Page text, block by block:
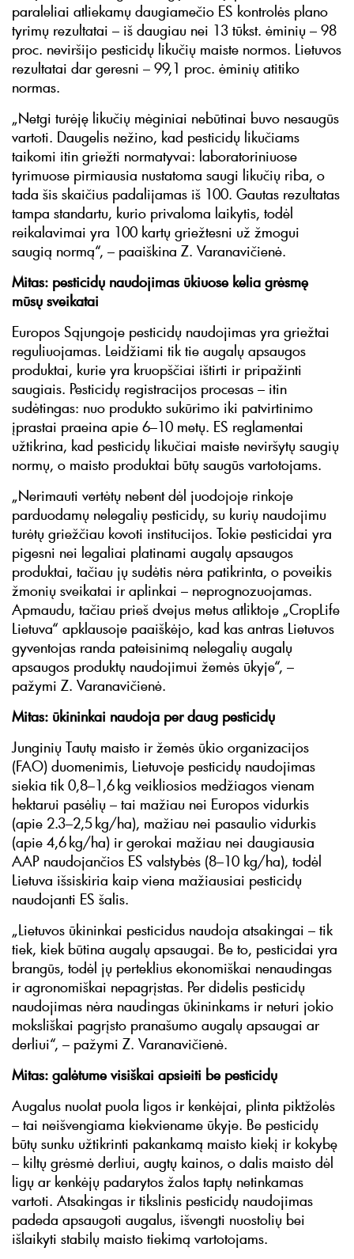
paraleliai atliekamų daugiamečio ES kontrolės plano
tyrimų rezultatai – iš daugiau nei 13 tūkst. ėminių – 98
proc. neviršijo pesticidų likučių maiste normos. Lietuvos
rezultatai dar geresni – 99,1 proc. ėminių atitiko
normas.
„Netgi turėję likučių mėginiai nebūtinai buvo nesaugūs
vartoti. Daugelis nežino, kad pesticidų likučiams
taikomi itin griežti normatyvai: laboratoriniuose
tyrimuose pirmiausia nustatoma saugi likučių riba, o
tada šis skaičius padalijamas iš 100. Gautas rezultatas
tampa standartu, kurio privaloma laikytis, todėl
reikalavimai yra 100 kartų griežtesni už žmogui
saugią normą“, – paaiškina Z. Varanavičienė.
Mitas: pesticidų naudojimas ūkiuose kelia grėsmę
mūsų sveikatai
Europos Sąjungoje pesticidų naudojimas yra griežtai
reguliuojamas. Leidžiami tik tie augalų apsaugos
produktai, kurie yra kruopščiai ištirti ir pripažinti
saugiais. Pesticidų registracijos procesas – itin
sudėtingas: nuo produkto sukūrimo iki patvirtinimo
įprastai praeina apie 6–10 metų. ES reglamentai
užtikrina, kad pesticidų likučiai maiste neviršytų saugių
normų, o maisto produktai būtų saugūs vartotojams.
„Nerimauti vertėtų nebent dėl juodojoje rinkoje
parduodamų nelegalių pesticidų, su kurių naudojimu
turėtų griežčiau kovoti institucijos. Tokie pesticidai yra
pigesni nei legaliai platinami augalų apsaugos
produktai, tačiau jų sudėtis nėra patikrinta, o poveikis
žmonių sveikatai ir aplinkai – neprognozuojamas.
Apmaudu, tačiau prieš dvejus metus atliktoje „CropLife
Lietuva“ apklausoje paaiškėjo, kad kas antras Lietuvos
gyventojas randa pateisinimą nelegalių augalų
apsaugos produktų naudojimui žemės ūkyje“, –
pažymi Z. Varanavičienė.
Mitas: ūkininkai naudoja per daug pesticidų
Junginių Tautų maisto ir žemės ūkio organizacijos
(FAO) duomenimis, Lietuvoje pesticidų naudojimas
siekia tik 0,8–1,6 kg veikliosios medžiagos vienam
hektarui pasėlių – tai mažiau nei Europos vidurkis
(apie 2.3–2,5 kg/ha), mažiau nei pasaulio vidurkis
(apie 4,6 kg/ha) ir gerokai mažiau nei daugiausia
AAP naudojančios ES valstybės (8–10 kg/ha), todėl
Lietuva išsiskiria kaip viena mažiausiai pesticidų
naudojanti ES šalis.
„Lietuvos ūkininkai pesticidus naudoja atsakingai – tik
tiek, kiek būtina augalų apsaugai. Be to, pesticidai yra
brangūs, todėl jų perteklius ekonomiškai nenaudingas
ir agronomiškai nepagrįstas. Per didelis pesticidų
naudojimas nėra naudingas ūkininkams ir neturi jokio
moksliškai pagrįsto pranašumo augalų apsaugai ar
derliui“, – pažymi Z. Varanavičienė.
Mitas: galėtume visiškai apsieiti be pesticidų
Augalus nuolat puola ligos ir kenkėjai, plinta piktžolės
– tai neišvengiama kiekviename ūkyje. Be pesticidų
būtų sunku užtikrinti pakankamą maisto kiekį ir kokybę
– kiltų grėsmė derliui, augtų kainos, o dalis maisto dėl
ligų ar kenkėjų padarytos žalos taptų netinkamas
vartoti. Atsakingas ir tikslinis pesticidų naudojimas
padeda apsaugoti augalus, išvengti nuostolių bei
išlaikyti stabilų maisto tiekimą vartotojams.